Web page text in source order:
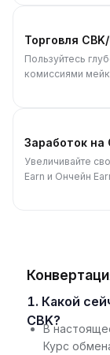
Торговля
Пользуйтесь
комиссиями
Заработок на
Увеличивайте
Earn и Ончейн
1. Какой сейчас обменный курс 1 IDR на
CBK?
В
Курс